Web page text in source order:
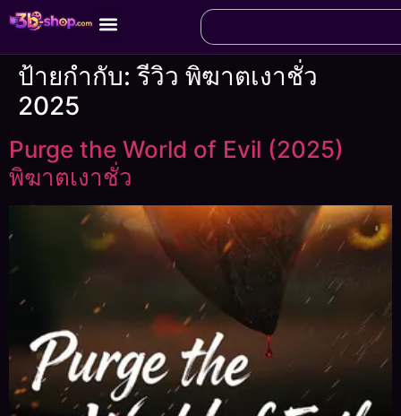
ป้ายกำกับ:รีวิว พิฆาตเงาชั่ว
2025
Purge the World of Evil (2025)
พิฆาตเงาชั่ว